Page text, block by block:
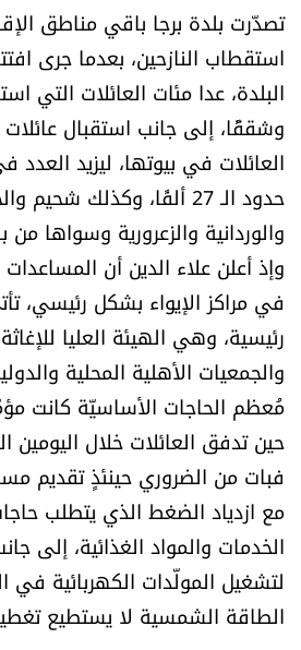
تصدّرت بلدة برجا باقي مناطق
البلدة، عدا مئات العائلات التي
وشققًا، إلى جانب استقبال
العائلات في بيوتها، ليزيد
حدود الـ 27 ألفًا، وكذلك
والوردانية والزعرورية وسواها
وإذ أعلن علاء الدين أن المساعدات
رئيسية، وهي الهيئة العليا
والجمعيات الأهلية المحلية
مُعظم الحاجات الأساسيّة كانت
حين تدفق العائلات خلال اليومين
فبات من الضروري حينئذٍ تقديم
مع ازدياد الضغط الذي يتطلب
الخدمات والمواد الغذائية، إلى
لتشغيل المولّدات الكهربائية في
الطاقة الشمسية لا يستطيع